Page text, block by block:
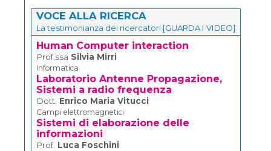
VOCE ALLA RICERCA
La testimonianza dei ricercatori [GUARDA I VIDEO]
Human Computer interaction
Prof.ssa Silvia Mirri
Informatica
Laboratorio Antenne Propagazione,
Sistemi a radio frequenza
Dott. Enrico Maria Vitucci
Campi elettromagnetici
Sistemi di elaborazione delle
informazioni
Prof. Luca Foschini